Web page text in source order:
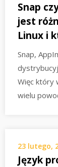
Snap
jest
Linux i
Snap,
Więc który
wielu
23 lutego,
Język